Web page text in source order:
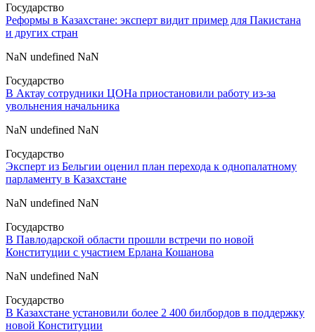
Государство
Реформы в Казахстане: эксперт видит пример для Пакистана
и других стран
NaN undefined NaN
Государство
В Актау сотрудники ЦОНа приостановили работу из-за
увольнения начальника
NaN undefined NaN
Государство
Эксперт из Бельгии оценил план перехода к однопалатному
парламенту в Казахстане
NaN undefined NaN
Государство
В Павлодарской области прошли встречи по новой
Конституции с участием Ерлана Кошанова
NaN undefined NaN
Государство
В Казахстане установили более 2 400 билбордов в поддержку
новой Конституции